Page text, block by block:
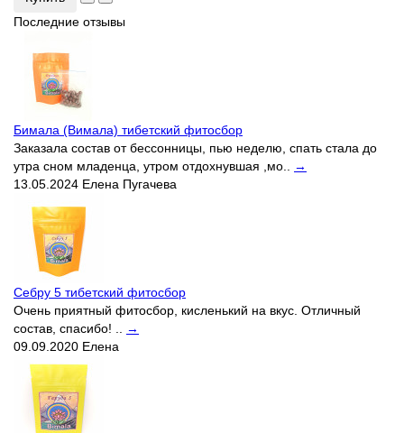
Последние отзывы
Бимала (Вимала) тибетский фитосбор
Заказала состав от бессонницы, пью неделю, спать стала до
утра сном младенца, утром отдохнувшая ,мо.. →
13.05.2024 Елена Пугачева
Себру 5 тибетский фитосбор
Очень приятный фитосбор, кисленький на вкус. Отличный
состав, спасибо! .. →
09.09.2020 Елена